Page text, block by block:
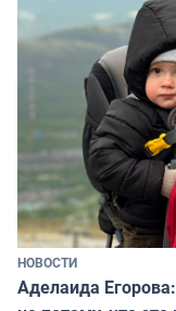
НОВОСТИ
Аделаида